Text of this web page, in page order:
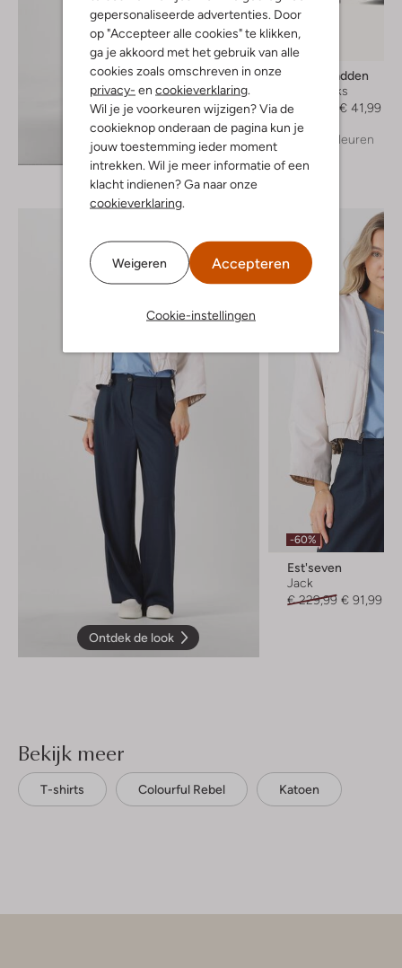
gepersonaliseerde advertenties. Door
op "Accepteer alle cookies" te klikken,
ga je akkoord met het gebruik van alle
cookies zoals omschreven in onze
privacy- en cookieverklaring.
Wil je je voorkeuren wijzigen? Via de
cookieknop onderaan de pagina kun je
jouw toestemming ieder moment
intrekken. Wil je meer informatie of een
klacht indienen? Ga naar onze
cookieverklaring.
Weigeren Accepteren
Cookie-instellingen
Ontdek de look
-70%
Steve Madden
Slingbacks
€ 139,99
€ 41,99
+ meer kleuren
Ontdek de look
-60%
Est'seven
Jack
€ 229,99 € 91,99
Bekijk meer
T-shirts Colourful Rebel Katoen